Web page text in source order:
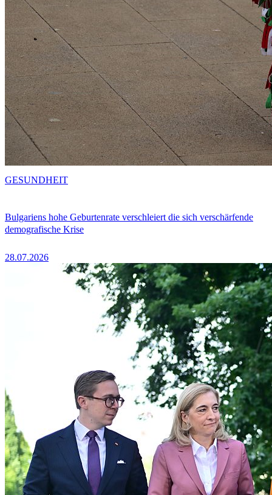
Bulgariens hohe Geburtenrate verschleiert die sich verschärfende
demografische Krise
28.07.2026
GESUNDHEIT